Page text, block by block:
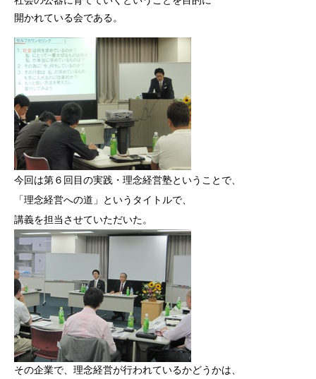
開かれている会である。
今回は第６回目の実践・理念経営塾ということで、
「理念経営への道」というタイトルで、
講義を担当させていただいた。
その企業で、理念経営が行われているかどうかは、